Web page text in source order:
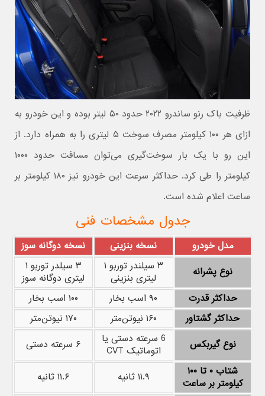
ظرفیت باک رنو ساندرو ۲۰۲۲ حدود ۵۰ لیتر بوده و این خودرو به
ازای هر ۱۰۰ کیلومتر مصرف سوخت ۵ لیتری را به همراه دارد. از
این رو با یک بار سوخت‌گیری می‌توان مسافت حدود ۱۰۰۰
کیلومتر را طی کرد. حداکثر سرعت این خودرو نیز ۱۸۰ کیلومتر بر
ساعت اعلام شده است.
جدول مشخصات فنی
مدل خودرو نسخه بنزینی
نسخه دوگانه سوز
نوع پشرانه
۳ سیلندر توربو ۱
لیتری بنزینی
۳ سیلدر توربو ۱
لیتری دوگانه سوز
حداکثر قدرت
۹۰ اسب بخار
۱۰۰ اسب بخار
حداکثر گشتاور
۱۶۰ نیوتن‌متر
۱۷۰ نیوتن‌متر
نوع گیربکس
6 سرعته دستی یا
اتوماتیک CVT
۶ سرعته دستی
شتاب ۰ تا ۱۰۰
کیلومتر بر ساعت
۱۱.۹ ثانیه
۱۱.۶ ثانیه